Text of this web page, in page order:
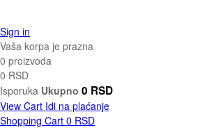
Sign in
Vaša korpa je prazna
0 proizvoda
0 RSD
Isporuka Ukupno 0 RSD
View Cart Idi na plaćanje
Shopping Cart 0 RSD